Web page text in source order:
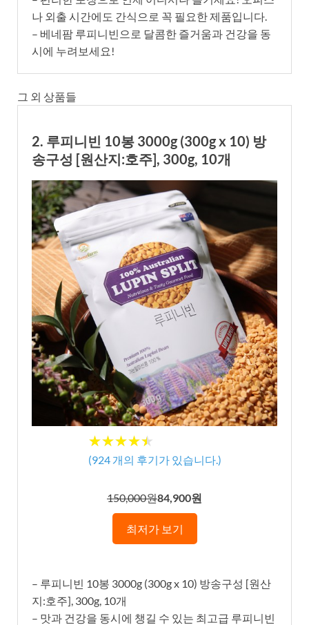
나 외출 시간에도 간식으로 꼭 필요한 제품입니다.
– 베네팜 루피니빈으로 달콤한 즐거움과 건강을 동
시에 누려보세요!
그 외 상품들
2. 루피니빈 10봉 3000g (300g x 10) 방
송구성 [원산지:호주], 300g, 10개
★★★★★
★★★★★
(924개의 후기가 있습니다.)
150,000원84,900원
최저가 보기
– 루피니빈 10봉 3000g (300g x 10) 방송구성 [원산
지:호주], 300g, 10개
– 맛과 건강을 동시에 챙길 수 있는 최고급 루피니빈